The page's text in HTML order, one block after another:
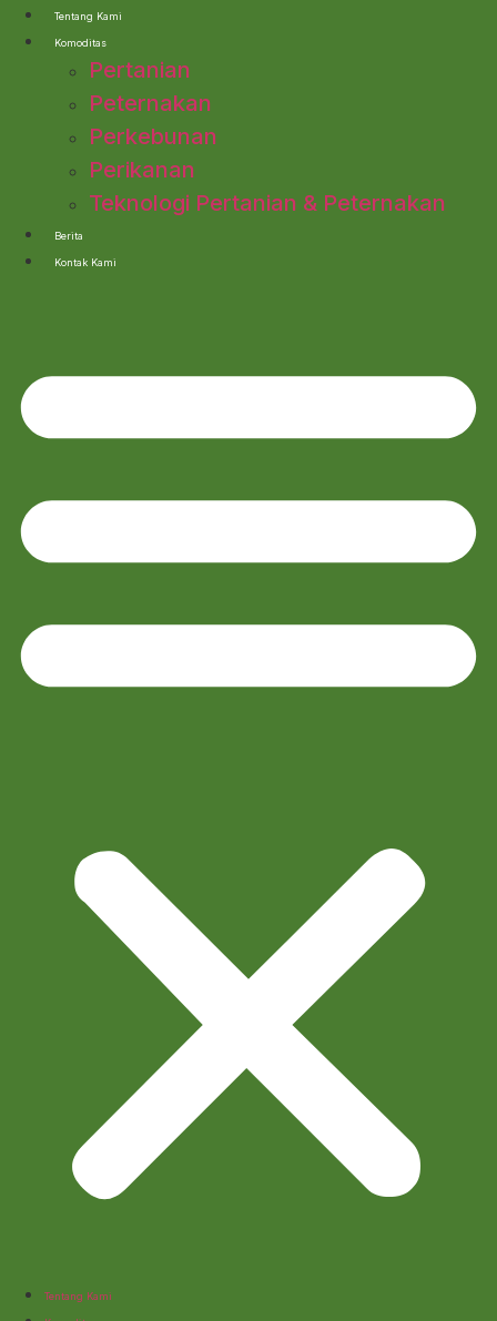
LewatiTentang Kami
Komoditas
Pertanian
Peternakan
Perkebunan
Perikanan
Teknologi Pertanian & Peternakan
Berita
Kontak Kami
Tentang Kami